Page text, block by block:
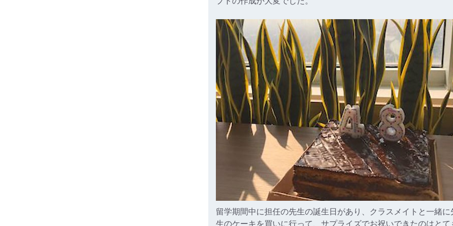
留学期間中に担任の先生の誕生日があり、クラスメイトと一緒に
生のケーキを買いに行って、サプライズでお祝いできたのはとて